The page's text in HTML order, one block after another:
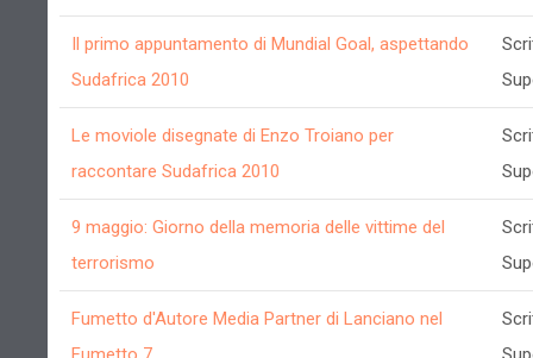
Il primo appuntamento di Mundial Goal, aspettando
Sudafrica 2010
Le moviole disegnate di Enzo Troiano per
raccontare Sudafrica 2010
9 maggio: Giorno della memoria delle vittime del
terrorismo
Fumetto d'Autore Media Partner di Lanciano nel